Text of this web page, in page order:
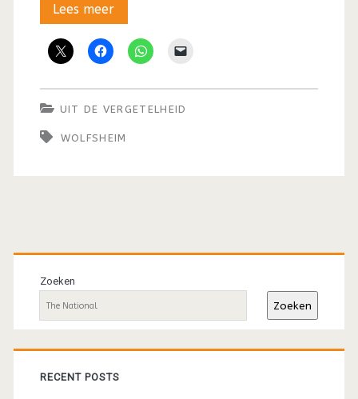
Lees meerUit
vergetelheid:
UIT DE VERGETELHEID
WOLFSHEIM
Primaire
sidebar
Zoeken
Zoeken
RECENT POSTS